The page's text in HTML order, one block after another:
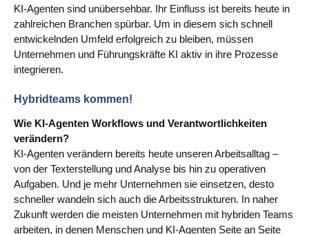
KI‑Agenten sind unübersehbar. Ihr Einfluss ist bereits heute in
zahlreichen Branchen spürbar. Um in diesem sich schnell
entwickelnden Umfeld erfolgreich zu bleiben, müssen
Unternehmen und Führungskräfte KI aktiv in ihre Prozesse
integrieren.
Hybridteams kommen!
Wie KI‑Agenten Workflows und Verantwortlichkeiten
verändern?
KI‑Agenten verändern bereits heute unseren Arbeitsalltag –
von der Texterstellung und Analyse bis hin zu operativen
Aufgaben. Und je mehr Unternehmen sie einsetzen, desto
schneller wandeln sich auch die Arbeitsstrukturen. In naher
Zukunft werden die meisten Unternehmen mit hybriden Teams
arbeiten, in denen Menschen und KI‑Agenten Seite an Seite